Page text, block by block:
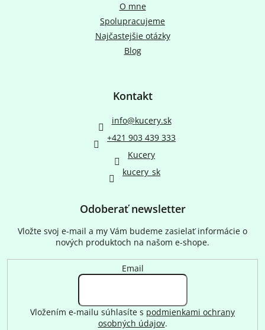
O mne
Spolupracujeme
Najčastejšie otázky
Blog
Kontakt
info@kucery.sk
+421 903 439 333
Kucery
kucery_sk
Odoberať newsletter
Vložte svoj e-mail a my Vám budeme zasielať informácie o
nových produktoch na našom e-shope.
Email
Vložením e-mailu súhlasíte s podmienkami ochrany
osobných údajov.